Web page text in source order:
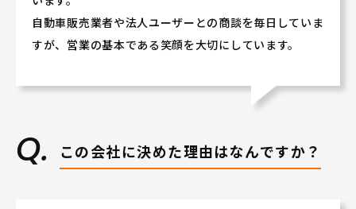
職場スタッフの雰囲気は「お店の雰囲気」としてお
客様に伝わります。
力しあい、
お客様にとって「入りやすく居心地の良いお店」を
拠点同士や拠点の垣根を超えた交流や社員全体での
食事会などもあります！
自動車販売業者や法人ユーザーとの商談を毎日していま
すが、営業の基本である笑顔を大切にしています。
この会社に決めた理由はなんですか？